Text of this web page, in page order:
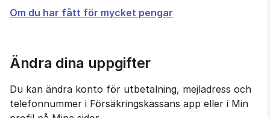
Om du har fått för mycket pengar
Ändra dina uppgifter
Du kan ändra konto för utbetalning, mejladress och
telefonnummer i Försäkringskassans app eller i Min